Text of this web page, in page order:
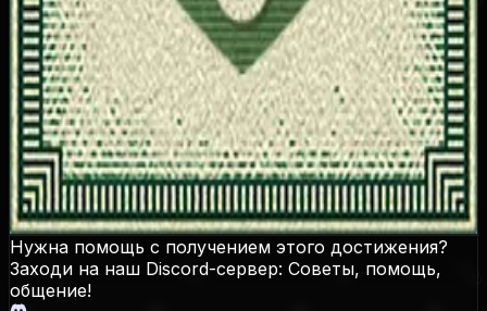
10 Бронзовый трофей
Описание достижения
Откройте животное и зайдите им в режим
режиссера
Нужна помощь с получением этого достижения?
Заходи на наш Discord-сервер: Советы, помощь,
общение!